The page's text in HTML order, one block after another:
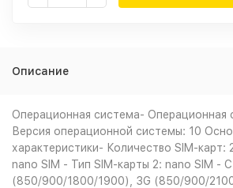
Описание
Операционная система- Операционная
Версия операционной системы: 10
характеристики- Количество SIM-карт:
nano SIM - Тип SIM-карты 2: nano SIM -
(850/900/1800/1900), 3G (850/900/